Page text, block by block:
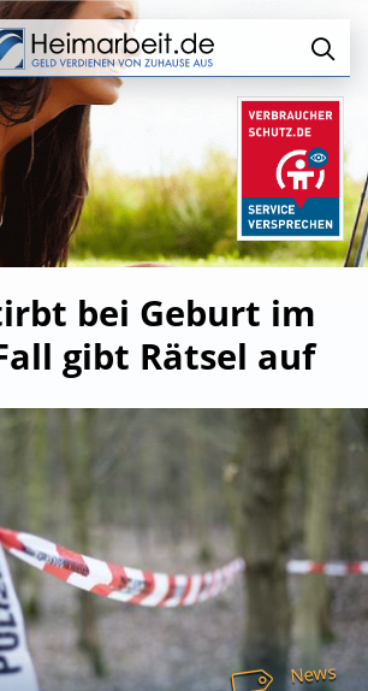
bei Geburt im
gibt Rätsel auf
News